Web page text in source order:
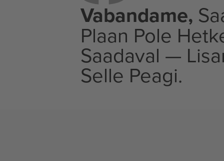
Vabandame,
Plaan Pole
Saadaval —
Selle Peagi.